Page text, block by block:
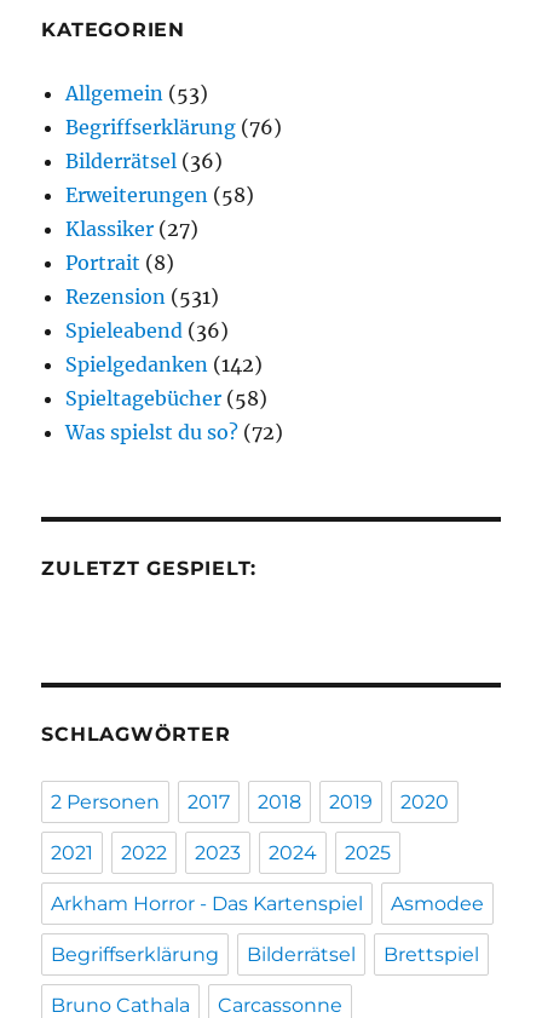
KATEGORIEN
Allgemein (53)
Begriffserklärung (76)
Bilderrätsel (36)
Erweiterungen (58)
Klassiker (27)
Portrait (8)
Rezension (531)
Spieleabend (36)
Spielgedanken (142)
Spieltagebücher (58)
Was spielst du so? (72)
ZULETZT GESPIELT:
SCHLAGWÖRTER
2 Personen 2017 2018 2019 2020
2021 2022 2023 2024 2025
Arkham Horror - Das Kartenspiel Asmodee
Begriffserklärung Bilderrätsel Brettspiel
Bruno Cathala Carcassonne